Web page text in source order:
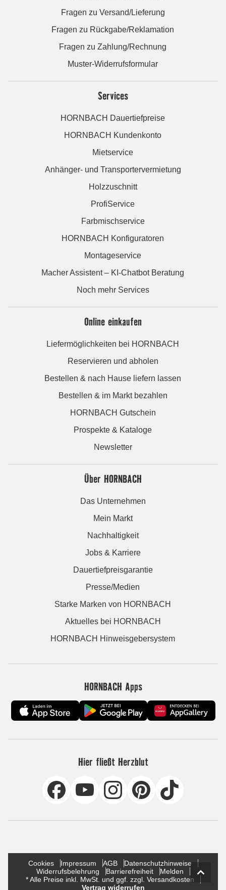
Fragen zu Versand/Lieferung
Fragen zu Rückgabe/Reklamation
Fragen zu Zahlung/Rechnung
Muster-Widerrufsformular
Services
HORNBACH Dauertiefpreise
HORNBACH Kundenkonto
Mietservice
Anhänger- und Transportervermietung
Holzzuschnitt
ProfiService
Farbmischservice
HORNBACH Konfiguratoren
Montageservice
Macher Assistent – KI-Chatbot Beratung
Noch mehr Services
Online einkaufen
Liefermöglichkeiten bei HORNBACH
Reservieren und abholen
Bestellen & nach Hause liefern lassen
Bestellen & im Markt bezahlen
HORNBACH Gutschein
Prospekte & Kataloge
Newsletter
Über HORNBACH
Das Unternehmen
Mein Markt
Nachhaltigkeit
Jobs & Karriere
Dauertiefpreisgarantie
Presse/Medien
Starke Marken von HORNBACH
Aktuelles bei HORNBACH
HORNBACH Hinweisgebersystem
HORNBACH Apps
Hier fließt Herzblut
Cookies Impressum AGB
Datenschutzhinweise
Widerrufsbelehrung
Barrierefreiheit
Melden
* Alle Preise inkl. MwSt. und ggf. zzgl. Versandkosten
Vertrag widerrufen